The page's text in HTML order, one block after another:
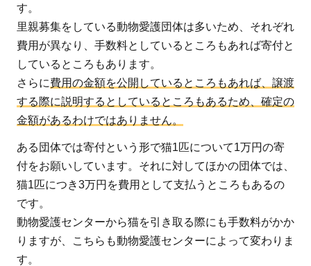
護・
避
を通
じて
殺処
分さ
れる
猫を
す
4
動
す。
里親募集をしている動物愛護団体は多いため、それぞれ
費用が異なり、手数料としているところもあれば寄付と
しているところもあります。
さらに費用の金額を公開しているところもあれば、譲渡
する際に説明するとしているところもあるため、確定の
金額があるわけではありません。
ある団体では寄付という形で猫1匹について1万円の寄
付をお願いしています。それに対してほかの団体では、
猫1匹につき3万円を費用として支払うところもあるの
です。
動物愛護センターから猫を引き取る際にも手数料がかか
りますが、こちらも動物愛護センターによって変わりま
す。